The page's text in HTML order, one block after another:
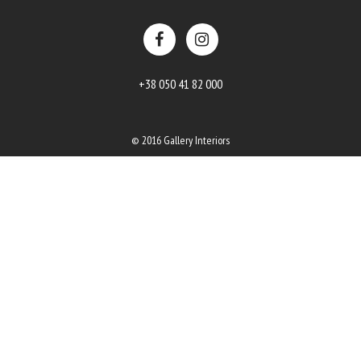
+38 050 41 82 000
© 2016 Gallery Interiors